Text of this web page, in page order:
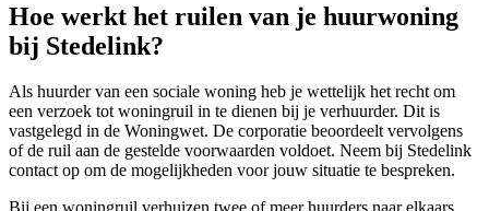
Hoe werkt het ruilen van je huurwoning
bij Stedelink?
Als huurder van een sociale woning heb je wettelijk het recht om
een verzoek tot woningruil in te dienen bij je verhuurder. Dit is
vastgelegd in de Woningwet. De corporatie beoordeelt vervolgens
of de ruil aan de gestelde voorwaarden voldoet. Neem bij Stedelink
contact op om de mogelijkheden voor jouw situatie te bespreken.